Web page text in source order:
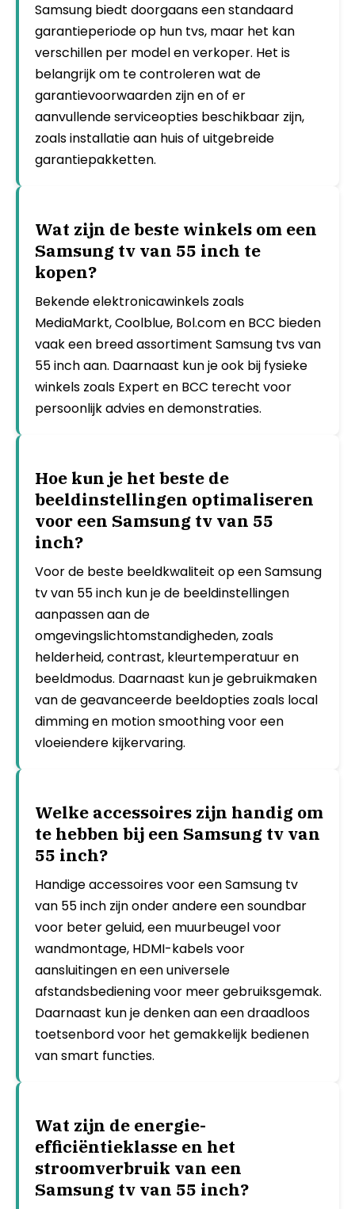
Samsung biedt doorgaans een standaard
garantieperiode op hun tvs, maar het kan
verschillen per model en verkoper. Het is
belangrijk om te controleren wat de
garantievoorwaarden zijn en of er
aanvullende serviceopties beschikbaar zijn,
zoals installatie aan huis of uitgebreide
garantiepakketten.
Wat zijn de beste winkels om een
Samsung tv van 55 inch te
kopen?
Bekende elektronicawinkels zoals
MediaMarkt, Coolblue, Bol.com en BCC bieden
vaak een breed assortiment Samsung tvs van
55 inch aan. Daarnaast kun je ook bij fysieke
winkels zoals Expert en BCC terecht voor
persoonlijk advies en demonstraties.
Hoe kun je het beste de
beeldinstellingen optimaliseren
voor een Samsung tv van 55
inch?
Voor de beste beeldkwaliteit op een Samsung
tv van 55 inch kun je de beeldinstellingen
aanpassen aan de
omgevingslichtomstandigheden, zoals
helderheid, contrast, kleurtemperatuur en
beeldmodus. Daarnaast kun je gebruikmaken
van de geavanceerde beeldopties zoals local
dimming en motion smoothing voor een
vloeiendere kijkervaring.
Welke accessoires zijn handig om
te hebben bij een Samsung tv van
55 inch?
Handige accessoires voor een Samsung tv
van 55 inch zijn onder andere een soundbar
voor beter geluid, een muurbeugel voor
wandmontage, HDMI-kabels voor
aansluitingen en een universele
afstandsbediening voor meer gebruiksgemak.
Daarnaast kun je denken aan een draadloos
toetsenbord voor het gemakkelijk bedienen
van smart functies.
Wat zijn de energie-
efficiëntieklasse en het
stroomverbruik van een
Samsung tv van 55 inch?